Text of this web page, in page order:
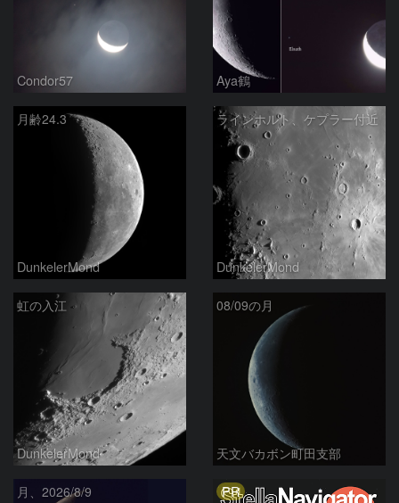
Condor57 Aya鶴
月齢24.3
DunkelerMond
ラインホルト、ケプラー付近
DunkelerMond
虹の入江
DunkelerMond
08/09の月
天文バカボン町田支部
月、2026/8/9 PR